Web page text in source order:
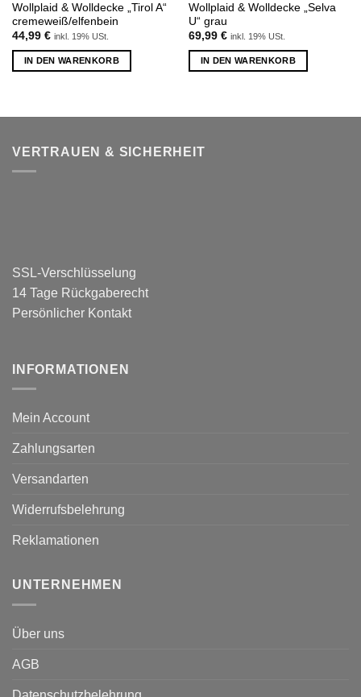
Wollplaid & Wolldecke „Tirol A“
cremeweiß/elfenbein
44,99 € inkl. 19% USt.
IN DEN WARENKORB
Wollplaid & Wolldecke „Selva
U“ grau
69,99 € inkl. 19% USt.
IN DEN WARENKORB
VERTRAUEN & SICHERHEIT
SSL-Verschlüsselung
14 Tage Rückgaberecht
Persönlicher Kontakt
INFORMATIONEN
Mein Account
Zahlungsarten
Versandarten
Widerrufsbelehrung
Reklamationen
UNTERNEHMEN
Über uns
AGB